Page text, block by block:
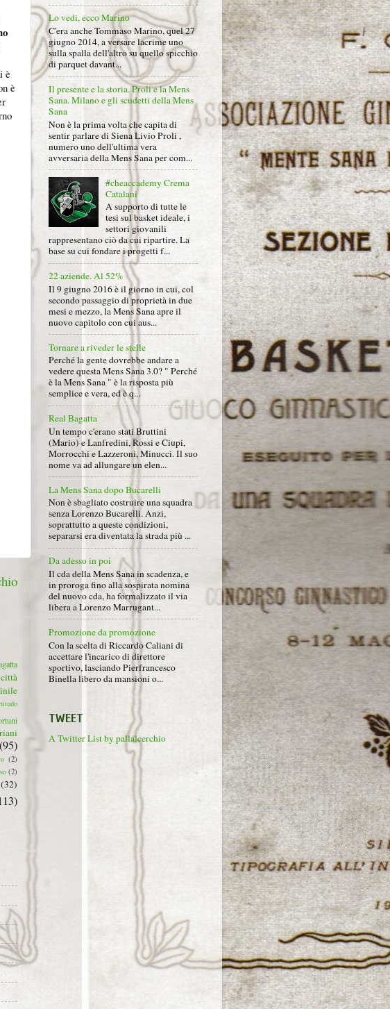
è
è
città
(95)
(2)
(2)
(32)
Lo vedi, ecco Marino
C'era anche Tommaso Marino, quel 27
giugno 2014, a versare lacrime uno
sulla spalla dell'altro su quello spicchio
di parquet davant...
Il presente e la storia. Proli e la Mens
Sana. Milano e gli scudetti della Mens
Sana
Non è la prima volta che capita di
sentir parlare di Siena Livio Proli ,
numero uno dell'ultima vera
avversaria della Mens Sana per com...
#cheaccademy Crema
Catalani
A supporto di tutte le
tesi sul basket ideale, i
settori giovanili
rappresentano ciò da cui ripartire. La
base su cui fondare i progetti f...
22 aziende. Al 52%
Il 9 giugno 2016 è il giorno in cui, col
secondo passaggio di proprietà in due
mesi e mezzo, la Mens Sana apre il
nuovo capitolo con cui aus...
Tornare a riveder le stelle
Perché la gente dovrebbe andare a
vedere questa Mens Sana 3.0? " Perché
è la Mens Sana " è la risposta più
semplice e vera, ed è q...
Real Bagatta
Un tempo c'erano stati Bruttini
(Mario) e Lanfredini, Rossi e Ciupi,
Morrocchi e Lazzeroni, Minucci. Il suo
nome va ad allungare un elen...
La Mens Sana dopo Bucarelli
Non è sbagliato costruire una squadra
senza Lorenzo Bucarelli. Anzi,
soprattutto a queste condizioni,
separarsi era diventata la strada più ...
Da adesso in poi
Il cda della Mens Sana in scadenza, e
in proroga fino alla sospirata nomina
del nuovo cda, ha formalizzato il via
libera a Lorenzo Marrugant...
Promozione da promozione
Con la scelta di Riccardo Caliani di
accettare l'incarico di direttore
sportivo, lasciando Pierfrancesco
Binella libero da mansioni o...
TWEET
A Twitter List by pallalcerchio